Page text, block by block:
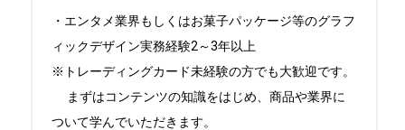
・エンタメ業界もしくはお菓子パッケージ等のグラフ
ィックデザイン実務経験2～3年以上
※トレーディングカード未経験の方でも大歓迎です。
まずはコンテンツの知識をはじめ、商品や業界に
ついて学んでいただきます。